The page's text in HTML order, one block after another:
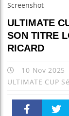
Screenshot
ULTIMATE
SON TITRE
RICARD
10 Nov 2025
ULTIMATE CUP